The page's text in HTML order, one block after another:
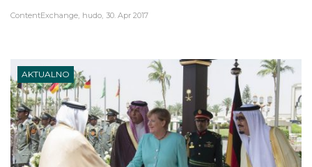
ContentExchange hudo 30. Apr 2017
AKTUALNO